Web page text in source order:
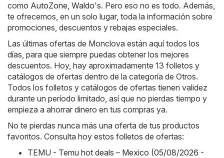
como AutoZone, Waldo's. Pero eso no es todo. Además,
te ofrecemos, en un solo lugar, toda la información sobre
promociones, descuentos y rebajas especiales.
Las últimas ofertas de Monclova están aquí todos los
días, para que siempre puedas obtener los mejores
descuentos. Hoy, hay aproximadamente 13 folletos y
catálogos de ofertas dentro de la categoría de Otros.
Todos los folletos y catálogos de ofertas tienen validez
durante un período limitado, así que no pierdas tiempo y
empieza a ahorrar dinero en tus compras ya.
No te pierdas nunca más una oferta de tus productos
favoritos. Consulta hoy estos folletos de ofertas:
TEMU - Temu hot deals – Mexico (05/08/2026 -